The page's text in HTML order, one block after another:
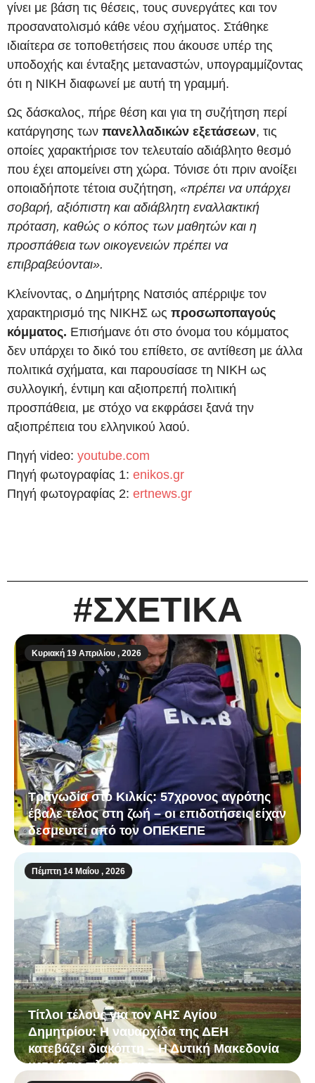
γίνει με βάση τις θέσεις, τους συνεργάτες και τον
προσανατολισμό κάθε νέου σχήματος. Στάθηκε
ιδιαίτερα σε τοποθετήσεις που άκουσε υπέρ της
υποδοχής και ένταξης μεταναστών, υπογραμμίζοντας
ότι η ΝΙΚΗ διαφωνεί με αυτή τη γραμμή.
Ως δάσκαλος, πήρε θέση και για τη συζήτηση περί
κατάργησης των πανελλαδικών εξετάσεων, τις
οποίες χαρακτήρισε τον τελευταίο αδιάβλητο θεσμό
που έχει απομείνει στη χώρα. Τόνισε ότι πριν ανοίξει
οποιαδήποτε τέτοια συζήτηση, «πρέπει να υπάρχει
σοβαρή, αξιόπιστη και αδιάβλητη εναλλακτική
πρόταση, καθώς ο κόπος των μαθητών και η
προσπάθεια των οικογενειών πρέπει να
επιβραβεύονται».
Κλείνοντας, ο Δημήτρης Νατσιός απέρριψε τον
χαρακτηρισμό της ΝΙΚΗΣ ως προσωποπαγούς
κόμματος. Επισήμανε ότι στο όνομα του κόμματος
δεν υπάρχει το δικό του επίθετο, σε αντίθεση με άλλα
πολιτικά σχήματα, και παρουσίασε τη ΝΙΚΗ ως
συλλογική, έντιμη και αξιοπρεπή πολιτική
προσπάθεια, με στόχο να εκφράσει ξανά την
αξιοπρέπεια του ελληνικού λαού.
Πηγή video: youtube.com
Πηγή φωτογραφίας 1: enikos.gr
Πηγή φωτογραφίας 2: ertnews.gr
#ΣΧΕΤΙΚΑ
Κυριακή 19 Απριλίου , 2026
Τραγωδία στο Κιλκίς: 57χρονος αγρότης
έβαλε τέλος στη ζωή – οι επιδοτήσεις είχαν
δεσμευτεί από τον ΟΠΕΚΕΠΕ
Πέμπτη 14 Μαΐου , 2026
Τίτλοι τέλους για τον ΑΗΣ Αγίου
Δημητρίου: Η ναυαρχίδα της ΔΕΗ
κατεβάζει διακόπτη – Η Δυτική Μακεδονία
μετρά τις πληγές της